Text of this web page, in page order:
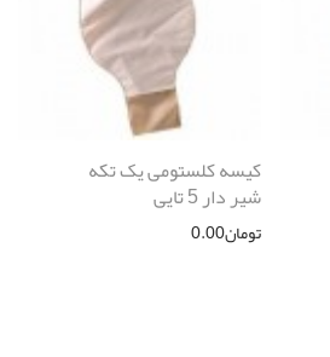
کیسه کلستومی یک تکه
شیر دار 5 تایی
تومان0.00